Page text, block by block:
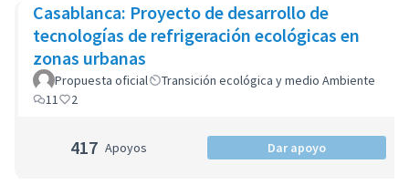
Casablanca: Proyecto de desarrollo de
tecnologías de refrigeración ecológicas en
zonas urbanas
Propuesta oficial
Transición ecológica y medio Ambiente
11
2
417 Apoyos Dar apoyo